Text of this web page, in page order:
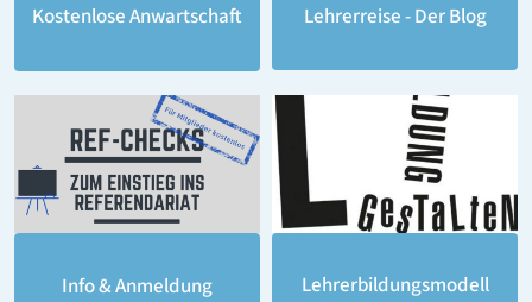
Kostenlose Anwartschaft Lehrerreise - Der Blog
Info & Anmeldung Lehrerbildungsmodell